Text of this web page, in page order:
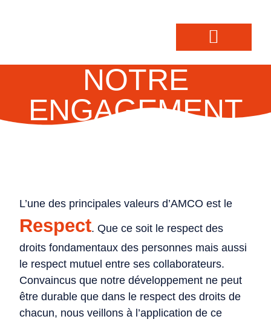
NOTRE
ENGAGEMENT
L’une des principales valeurs d’AMCO est le
Respect. Que ce soit le respect des
droits fondamentaux des personnes mais aussi
le respect mutuel entre ses collaborateurs.
Convaincus que notre développement ne peut
être durable que dans le respect des droits de
chacun, nous veillons à l’application de ce